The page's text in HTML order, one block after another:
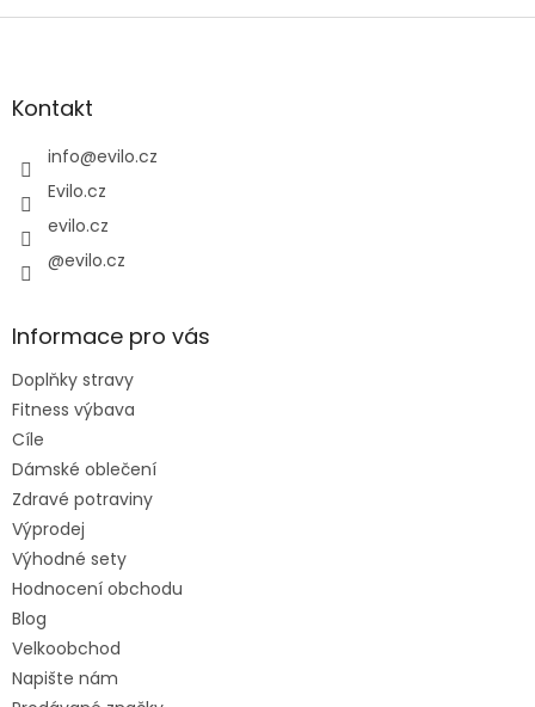
Z
aKontakt
info@evilo.cz
Evilo.cz
evilo.cz
@evilo.cz
Informace pro vás
Doplňky stravy
Fitness výbava
Cíle
Dámské oblečení
Zdravé potraviny
Výprodej
Výhodné sety
Hodnocení obchodu
Blog
Velkoobchod
Napište nám